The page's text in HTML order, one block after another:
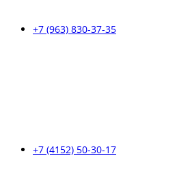
+7 (963) 830-37-35
+7 (4152) 50-30-17